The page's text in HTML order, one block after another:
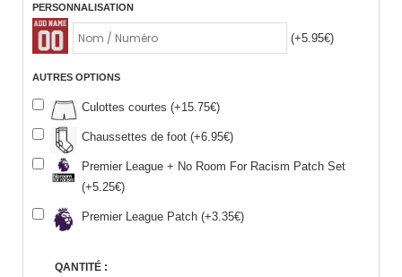
PERSONNALISATION
(+5.95€)
AUTRES OPTIONS
Culottes courtes (+15.75€)
Chaussettes de foot (+6.95€)
Premier League + No Room For Racism Patch Set
(+5.25€)
Premier League Patch (+3.35€)
QANTITÉ :